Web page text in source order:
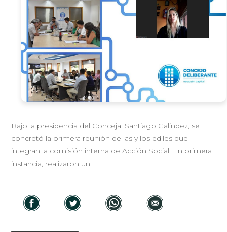
Bajo la presidencia del Concejal Santiago Galindez, se
concretó la primera reunión de las y los ediles que
integran la comisión interna de Acción Social. En primera
instancia, realizaron un